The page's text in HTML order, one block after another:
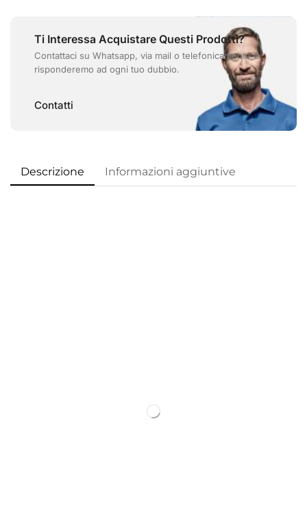
Ti Interessa Acquistare Questi Prodotti?
Contattaci su Whatsapp, via mail o telefonicamente e
risponderemo ad ogni tuo dubbio.
Contatti
Descrizione Informazioni aggiuntive